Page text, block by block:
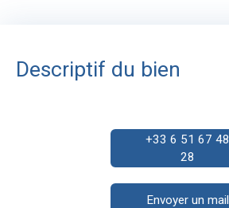
Descriptif du bien
+33 6 51 67 48
28
Envoyer un mail